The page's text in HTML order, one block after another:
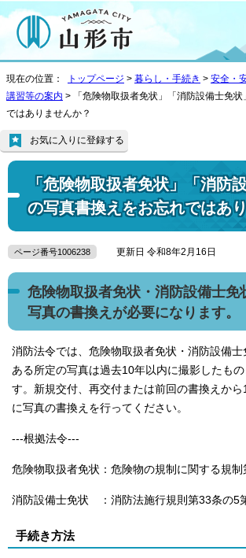
現在の位置： トップページ > 暮らし・手続き > 安全・
講習等の案内 > 「危険物取扱者免状」「消防設備士免
ではありませんか？
「危険物取扱者免状」「消防
の写真書換えをお忘れではあ
お気に入りに登録する
ページ番号1006238 更新日 令和8年2月16日
危険物取扱者免状・消防設備士免
写真の書換えが必要になります。
消防法令では、危険物取扱者免状・消防設備
ある所定の写真は過去10年以内に撮影したも
す。新規交付、再交付または前回の書換えか
に写真の書換えを行ってください。
---根拠法令---
危険物取扱者免状：危険物の規制に関する規制
消防設備士免状 ：消防法施行規則第33条の5
手続き方法